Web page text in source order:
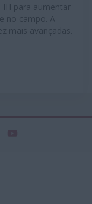
IH para aumentar
no campo. A
mais avançadas.